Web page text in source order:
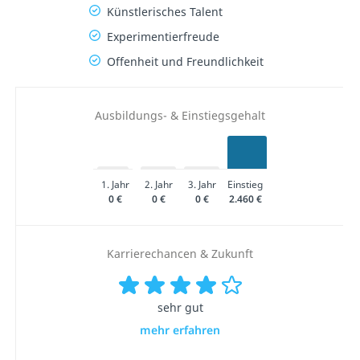
Künstlerisches Talent
Experimentierfreude
Offenheit und Freundlichkeit
Ausbildungs- & Einstiegsgehalt
1. Jahr 2. Jahr 3. Jahr
Einstieg
0 €
0 € 0 € 2.460 €
Karrierechancen & Zukunft
sehr gut
mehr erfahren